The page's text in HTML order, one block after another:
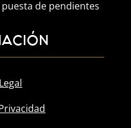
de pendientes